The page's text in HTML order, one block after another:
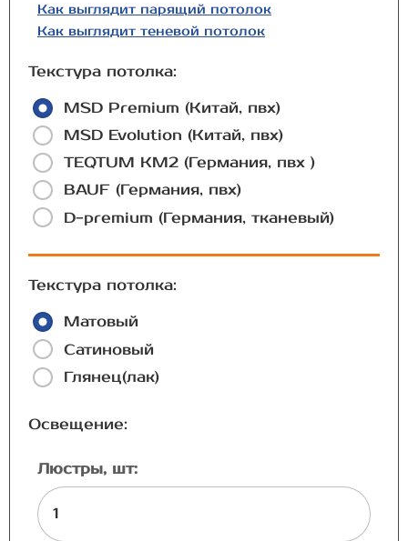
Как выглядит парящий потолок
Как выглядит теневой потолок
Текстура потолка:
MSD Premium (Китай, пвх)
MSD Evolution (Китай, пвх)
TEQTUM КМ2 (Германия, пвх )
BAUF (Германия, пвх)
D-premium (Германия, тканевый)
Текстура потолка:
Матовый
Сатиновый
Глянец(лак)
Освещение:
Люстры, шт: